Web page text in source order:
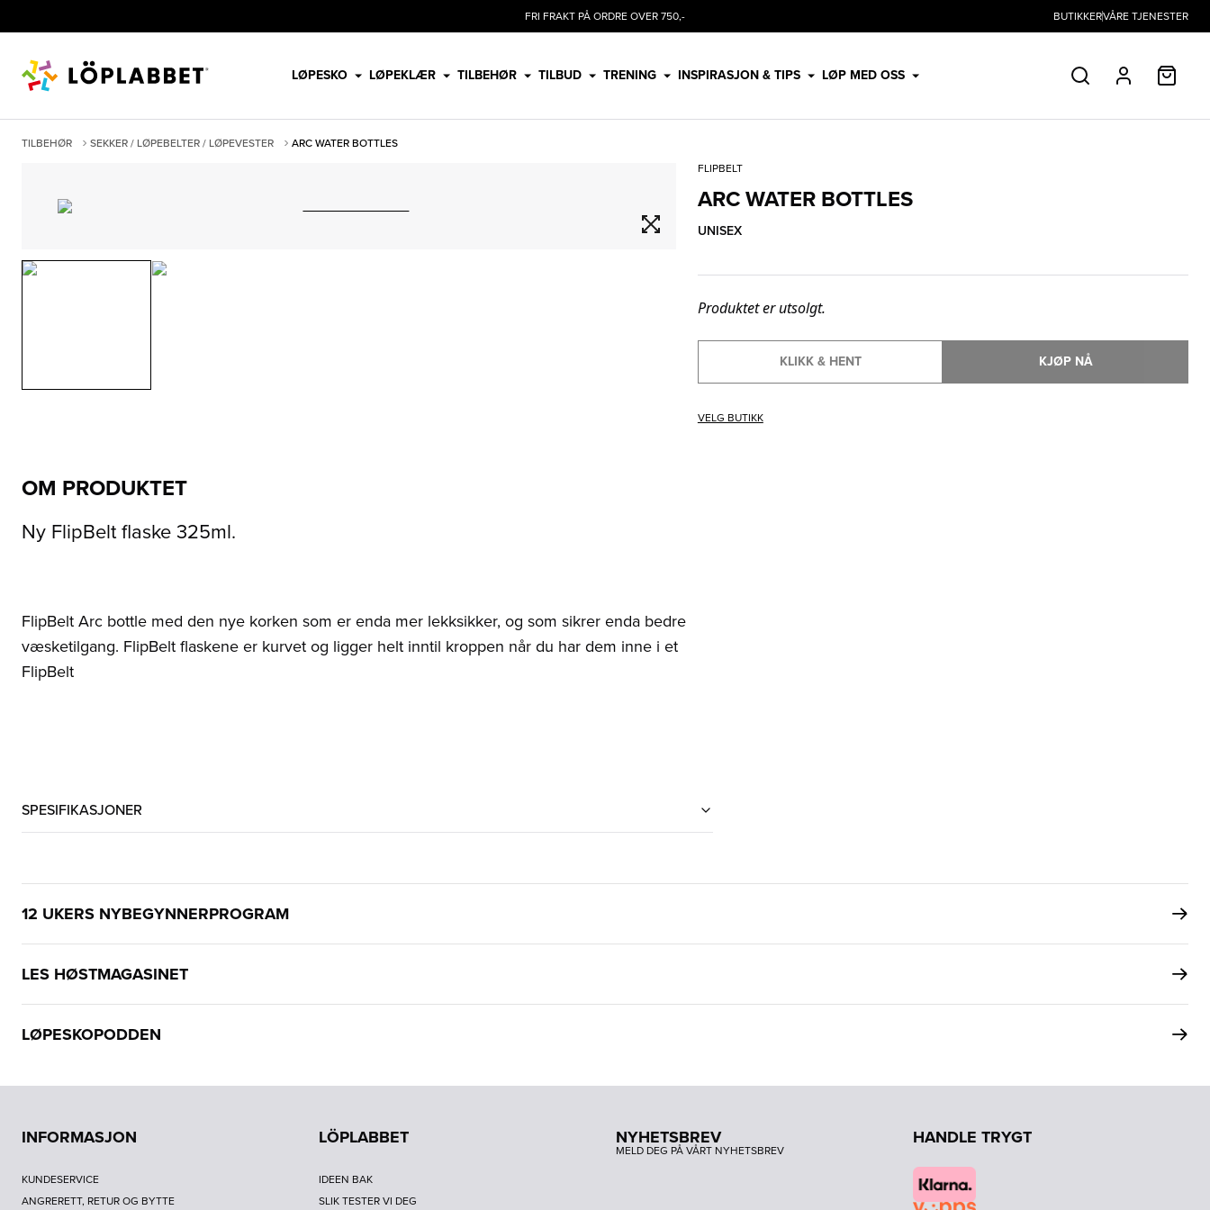
FRI FRAKT PÅ ORDRE OVER 750,- BUTIKKERVÅRE TJENESTER
LØPESKO LØPEKLÆR TILBEHØR TILBUD TRENING INSPIRASJON & TIPS LØP MED OSS SØK PROFIL
TILBEHØR SEKKER / LØPEBELTER / LØPEVESTER
ARC WATER BOTTLES
FLIPBELT
ARC WATER BOTTLES
UNISEX
Produktet er utsolgt.
KLIKK & HENT KJØP NÅ
VELG BUTIKK
OM PRODUKTET
Ny FlipBelt flaske 325ml.
FlipBelt Arc bottle med den nye korken som er enda mer lekksikker, og som sikrer enda bedre
væsketilgang. FlipBelt flaskene er kurvet og ligger helt inntil kroppen når du har dem inne i et
FlipBelt
SPESIFIKASJONER
12 UKERS NYBEGYNNERPROGRAM
LES HØSTMAGASINET
LØPESKOPODDEN
INFORMASJON
KUNDESERVICE
ANGRERETT, RETUR OG BYTTE
LÖPLABBET
IDEEN BAK
SLIK TESTER VI DEG
NYHETSBREV
MELD DEG PÅ VÅRT NYHETSBREV
HANDLE TRYGT